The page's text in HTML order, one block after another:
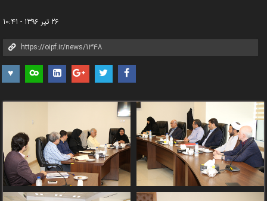
۲۶ تیر ۱۳۹۶ - ۱۰:۴۱